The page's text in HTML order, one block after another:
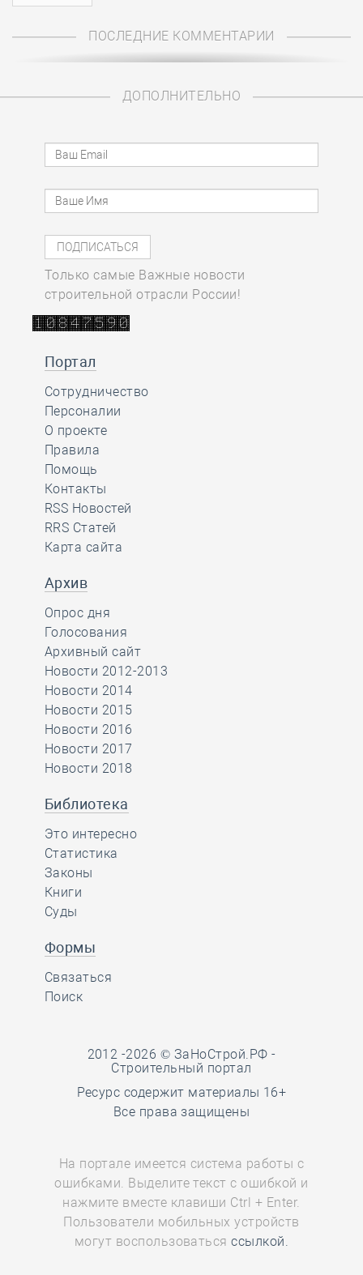
ПОСЛЕДНИЕ КОММЕНТАРИИ
ДОПОЛНИТЕЛЬНО
Только самые Важные новости
строительной отрасли России!
Портал
Сотрудничество
Персоналии
О проекте
Правила
Помощь
Контакты
RSS Новостей
RRS Статей
Карта сайта
Архив
Опрос дня
Голосования
Архивный сайт
Новости 2012-2013
Новости 2014
Новости 2015
Новости 2016
Новости 2017
Новости 2018
Библиотека
Это интересно
Статистика
Законы
Книги
Суды
Формы
Связаться
Поиск
2012 -2026 © ЗаНоСтрой.РФ -
Строительный портал
Ресурс содержит материалы 16+
Все права защищены
На портале имеется система работы с
ошибками. Выделите текст с ошибкой и
нажмите вместе клавиши Ctrl + Enter.
Пользователи мобильных устройств
могут воспользоватьсяссылкой.